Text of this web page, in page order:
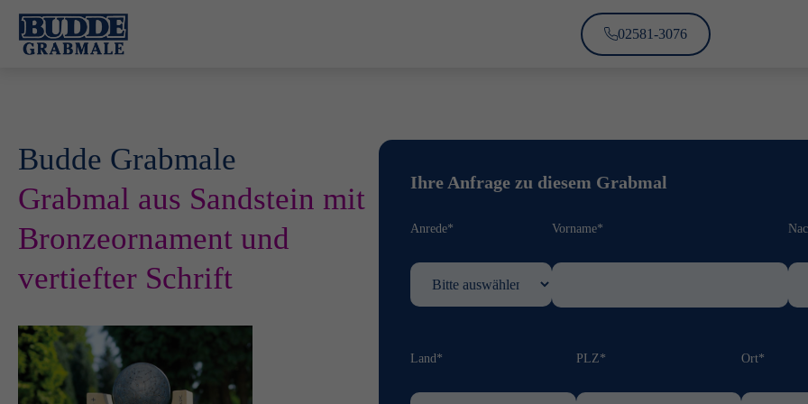
02581-3076
Budde Grabmale
Grabmal aus Sandstein mit
Bronzeornament und
vertiefter Schrift
Ihre Anfrage zu diesem Grabmal
Anrede* Vorname*
Land* PLZ* Ort*